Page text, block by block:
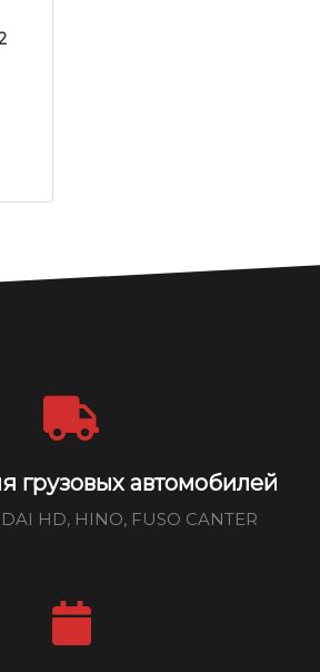
грузовых автомобилей
HD, HINO, FUSO CANTER